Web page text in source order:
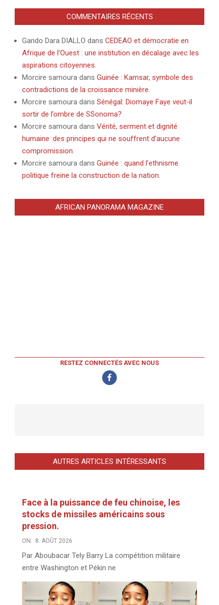
COMMENTAIRES RÉCENTS
Gando Dara DIALLO dans CEDEAO et démocratie en
Afrique de l’Ouest : une institution en décalage avec les
aspirations citoyennes.
Morcire samoura dans Guinée : Kamsar, symbole des
contradictions de la croissance minière.
Morcire samoura dans Sénégal: Diomaye Faye veut-il
sortir de l’ombre de SSonoma?
Morcire samoura dans Vérité, serment et dignité
humaine :des principes qui ne souffrent d’aucune
compromission.
Morcire samoura dans Guinée : quand l’ethnisme
politique freine la construction de la nation.
AFRICAN PANORAMA MAGAZINE
RESTEZ CONNECTÉS AVEC NOUS
AUTRES ARTICLES INTÉRESSANTS
Face à la puissance de feu chinoise, les
stocks de missiles américains sous
pression.
ON: 8. AOÛT 2026
Par Aboubacar Tely Barry La compétition militaire
entre Washington et Pékin ne